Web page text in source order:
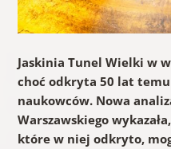
Jaskinia Tunel Wielki w
choć odkryta 50 lat
naukowców. Nowa
Warszawskiego
które w niej odkryto,